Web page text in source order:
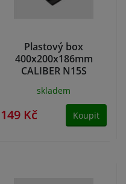
Plastový box
400x200x186mm
CALIBER N15S
skladem
149 Kč Koupit